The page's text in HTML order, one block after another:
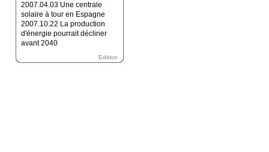
2007.04.03 Une centrale
solaire à tour en Espagne
2007.10.22 La production
d'énergie pourrait décliner
avant 2040
Edition